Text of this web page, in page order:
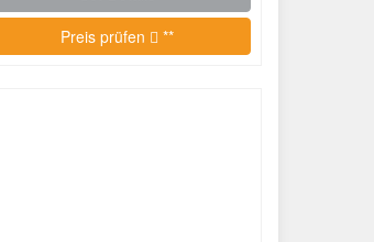
Preis prüfen
**